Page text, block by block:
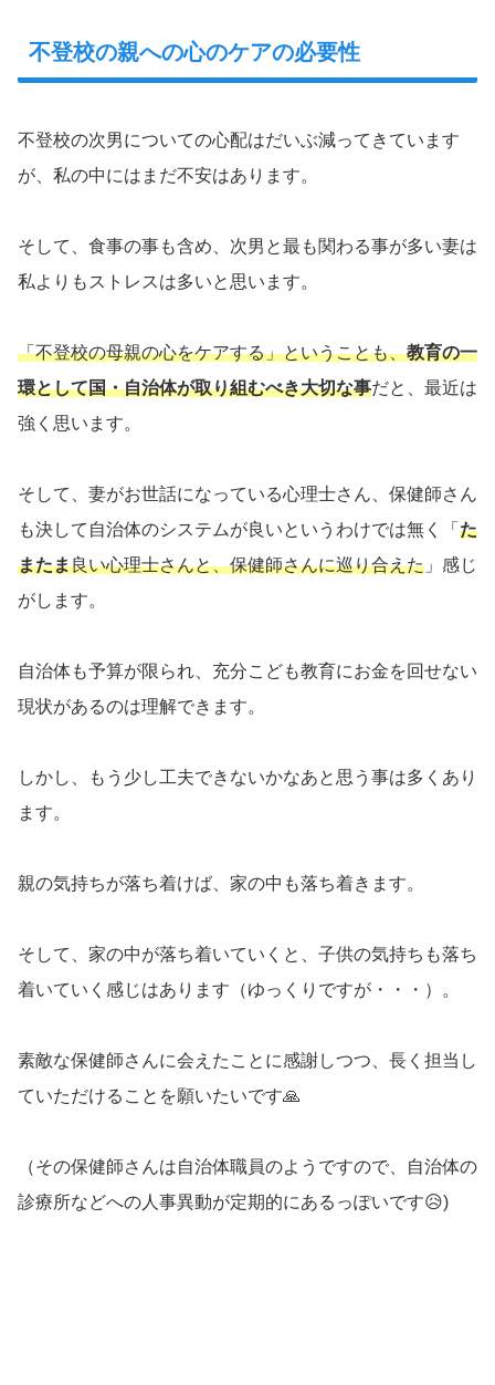
不登校の親への心のケアの必要性
不登校の次男についての心配はだいぶ減ってきています
が、私の中にはまだ不安はあります。
そして、食事の事も含め、次男と最も関わる事が多い妻は
私よりもストレスは多いと思います。
「不登校の母親の心をケアする」ということも、教育の一
環として国・自治体が取り組むべき大切な事だと、最近は
強く思います。
そして、妻がお世話になっている心理士さん、保健師さん
も決して自治体のシステムが良いというわけでは無く「 た
またま良い心理士さんと、保健師さんに巡り合えた 」感じ
がします。
自治体も予算が限られ、充分こども教育にお金を回せない
現状があるのは理解できます。
しかし、もう少し工夫できないかなあと思う事は多くあり
ます。
親の気持ちが落ち着けば、家の中も落ち着きます。
そして、家の中が落ち着いていくと、子供の気持ちも落ち
着いていく感じはあります（ゆっくりですが・・・）。
素敵な保健師さんに会えたことに感謝しつつ、長く担当し
ていただけることを願いたいです🙏
（その保健師さんは自治体職員のようですので、自治体の
診療所などへの人事異動が定期的にあるっぽいです😥)